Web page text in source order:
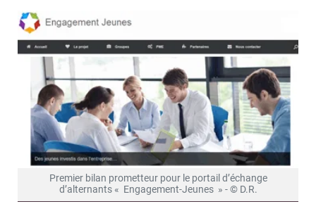
Premier bilan prometteur pour le portail d’échange
d’alternants « Engagement-Jeunes » - © D.R.